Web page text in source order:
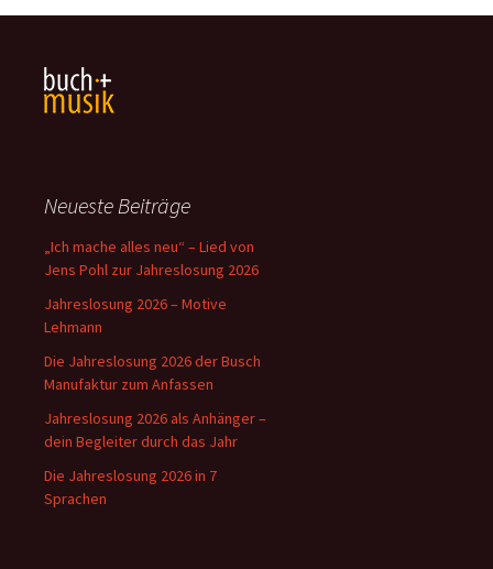
Neueste Beiträge
„Ich mache alles neu“ – Lied von
Jens Pohl zur Jahreslosung 2026
Jahreslosung 2026 – Motive
Lehmann
Die Jahreslosung 2026 der Busch
Manufaktur zum Anfassen
Jahreslosung 2026 als Anhänger –
dein Begleiter durch das Jahr
Die Jahreslosung 2026 in 7
Sprachen